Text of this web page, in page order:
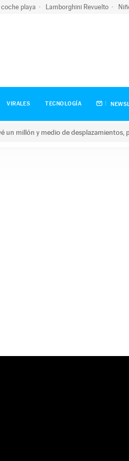
coche playa Lamborghini Revuelto
VIRALES TECNOLOGÍA
un millón y medio de